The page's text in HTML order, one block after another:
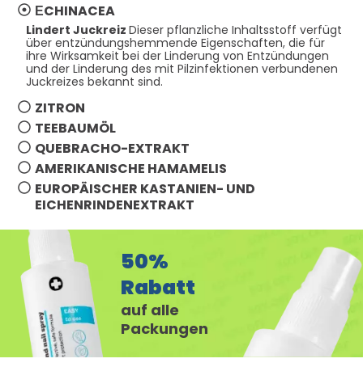
ЕCHINACEA
Lindert JuckreizDieser pflanzliche Inhaltsstoff verfügt
über entzündungshemmende Eigenschaften, die für
ihre Wirksamkeit bei der Linderung von Entzündungen
und der Linderung des mit Pilzinfektionen verbundenen
Juckreizes bekannt sind.
ZITRON
TEEBAUMÖL
QUEBRACHO-EXTRAKT
AMERIKANISCHE HAMAMELIS
EUROPÄISCHER KASTANIEN- UND
EICHENRINDENEXTRAKT
50%
Rabatt
auf alle
Packungen